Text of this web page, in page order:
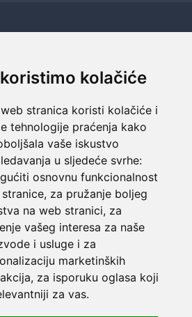
kolačiće
stranica koristi kolačiće i
tehnologije praćenja kako
vaše iskustvo
u sljedeće svrhe:
osnovnu funkcionalnost
, za pružanje boljeg
na web stranici, za
vašeg interesa za naše
i usluge i za
marketinških
, za isporuku oglasa koji
za vas.
dostava
kod vas
novaca
Roba za novac
na raspolaganju
plaćanje